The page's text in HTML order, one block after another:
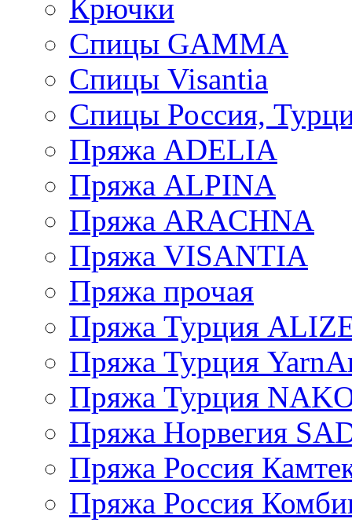
Крючки
Спицы GAMMA
Спицы Visantia
Спицы Россия,
Пряжа ADELIA
Пряжа ALPINA
Пряжа ARACHNA
Пряжа VISANTIA
Пряжа прочая
Пряжа Турция
Пряжа Турция
Пряжа Турция
Пряжа Норвегия
Пряжа Россия
Пряжа Россия